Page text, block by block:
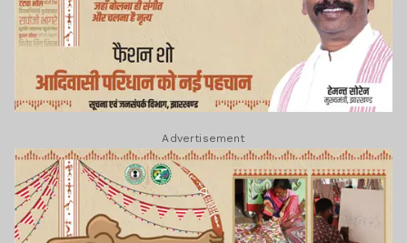
Advertisement